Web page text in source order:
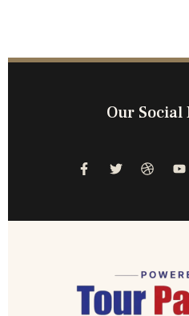
Our Social